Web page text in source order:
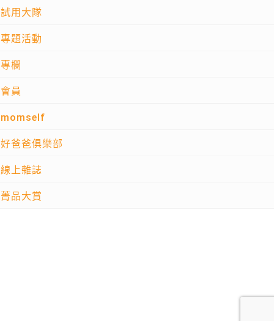
試用大隊
專題活動
專欄
會員
momself
好爸爸俱樂部
線上雜誌
菁品大賞